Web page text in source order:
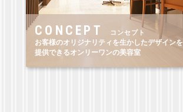
CONCEPT コンセプト
お客様のオリジナリティを生かしたデザインを
提供できるオンリーワンの美容室